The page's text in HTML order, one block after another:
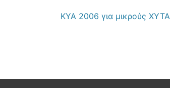
ΚΥΑ 2006 για μικρούς ΧΥΤΑ